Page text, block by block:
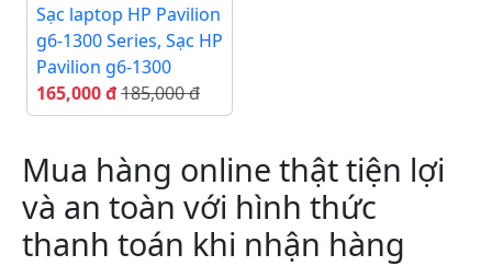
Sạc laptop HP Pavilion
g6-1300 Series, Sạc HP
Pavilion g6-1300
165,000 đ185,000 đ
Mua hàng online thật tiện lợi
và an toàn với hình thức
thanh toán khi nhận hàng